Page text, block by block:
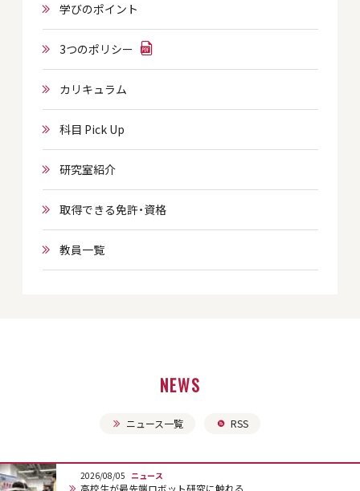
学びのポイント
3つのポリシー
カリキュラム
科目 Pick Up
研究室紹介
取得できる免許・資格
教員一覧
NEWS
ニュース一覧 RSS
2026/08/05 ニュース